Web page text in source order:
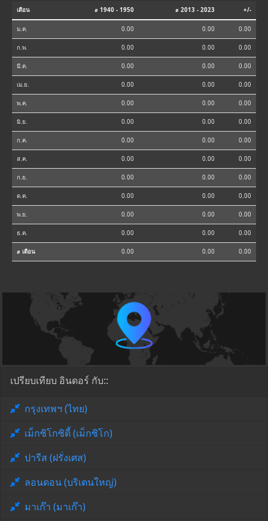
เดือน ⌀ 1940 - 1950 ⌀ 2013 - 2023 +/-
ม.ค. 0.00 0.00 0.00
ก.พ. 0.00 0.00 0.00
มี.ค. 0.00 0.00 0.00
เม.ย. 0.00 0.00 0.00
พ.ค. 0.00 0.00 0.00
มิ.ย. 0.00 0.00 0.00
ก.ค. 0.00 0.00 0.00
ส.ค. 0.00 0.00 0.00
ก.ย. 0.00 0.00 0.00
ต.ค. 0.00 0.00 0.00
พ.ย. 0.00 0.00 0.00
ธ.ค. 0.00 0.00 0.00
⌀ เดือน 0.00 0.00 0.00
เปรียบเทียบ อินดอร์ กับ::
กรุงเทพฯ (ไทย)
เม็กซิโกซิตี้ (เม็กซิโก)
ปารีส (ฝรั่งเศส)
ลอนดอน (บริเตนใหญ่)
มาเก๊า (มาเก๊า)